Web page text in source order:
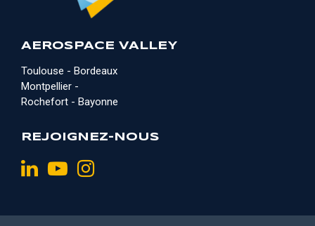
AEROSPACE VALLEY
Toulouse - Bordeaux
Montpellier -
Rochefort - Bayonne
REJOIGNEZ-NOUS